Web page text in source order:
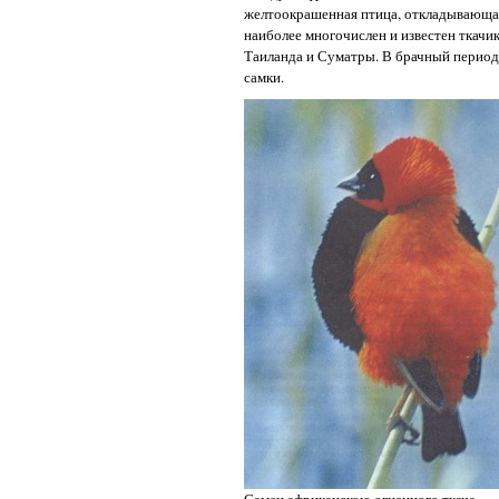
желтоокрашенная птица,
наиболее многочислен и известен
Таиланда и Суматры. В брачный период
самки.